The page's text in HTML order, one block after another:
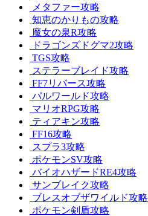
メタファー攻略
知恵のかりもの攻略
魔女の泉R攻略
ドラゴンズドグマ2攻略
TGS攻略
ステラーブレイド攻略
FF7リバース攻略
パルワールド攻略
マリオRPG攻略
ティアキン攻略
FF16攻略
スプラ3攻略
ポケモンSV攻略
バイオハザードRE4攻略
サンブレイク攻略
ブレスオブザワイルド攻略
ポケモン剣盾攻略